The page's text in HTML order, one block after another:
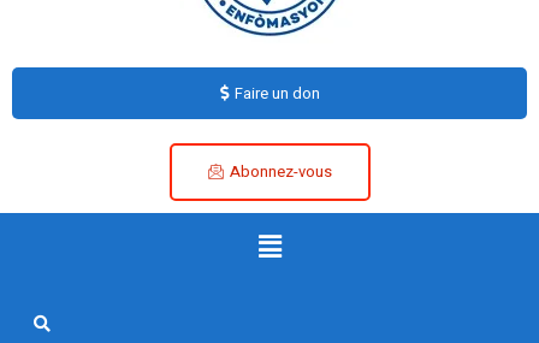
Faire un don
Abonnez-vous